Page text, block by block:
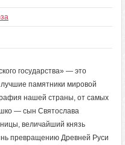
государства» — это
памятники мировой
нашей страны, от самых
— сын Святослава
величайший князь
превращению Древней Руси